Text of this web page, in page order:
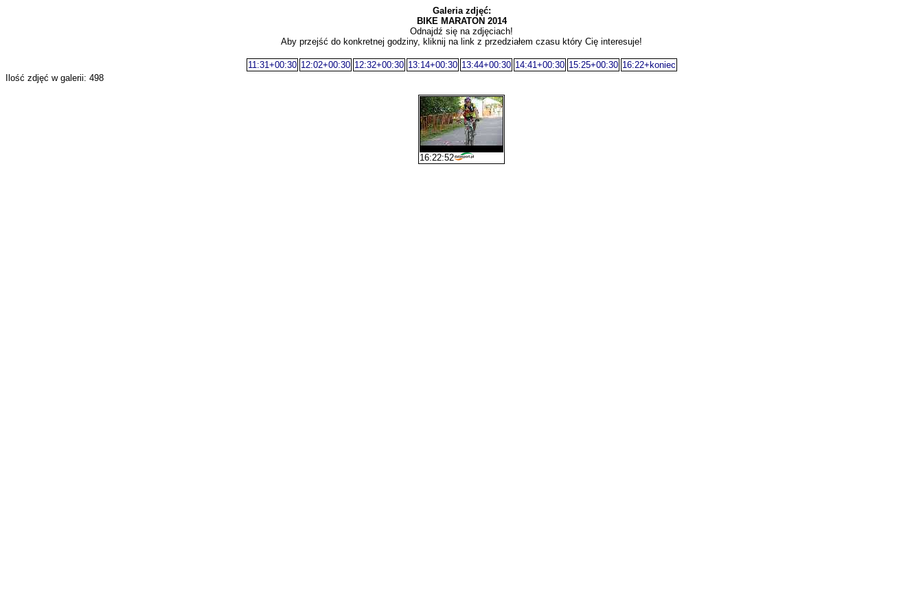
Galeria zdjęć:
BIKE MARATON 2014
Odnajdź się na zdjęciach!
Aby przejść do konkretnej godziny, kliknij na link z przedziałem czasu który Cię interesuje!
11:31+00:30 12:02+00:30 12:32+00:30 13:14+00:30 13:44+00:30 14:41+00:30 15:25+00:30 16:22+koniec
Ilość zdjęć w galerii: 498
16:22:52